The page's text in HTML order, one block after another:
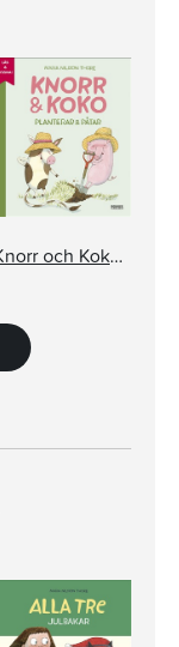
Knorr och Koko planterar och påtar